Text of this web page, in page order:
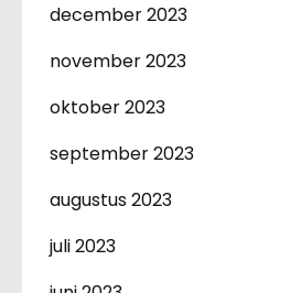
december 2023
november 2023
oktober 2023
september 2023
augustus 2023
juli 2023